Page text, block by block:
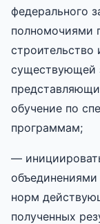
федерального
полномочиями
строительство
существующей
обучение по
программам;
—
объединениями
норм
полученных